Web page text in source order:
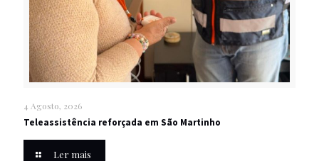
4 Agosto, 2026
Teleassistência reforçada em São Martinho
Ler mais